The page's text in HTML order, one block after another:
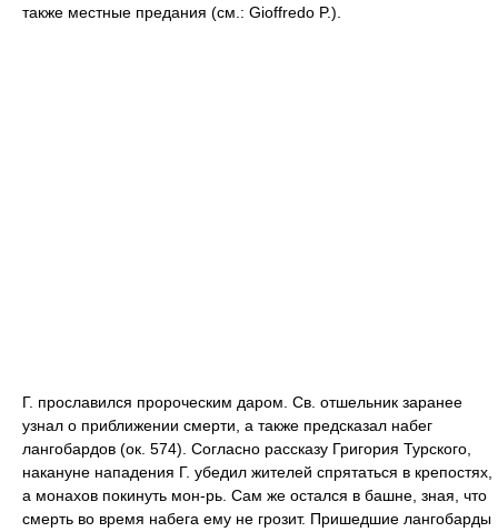
также местные предания (см.: Gioffredo P.).
Г. прославился пророческим даром. Св. отшельник заранее
узнал о приближении смерти, а также предсказал набег
лангобардов (ок. 574). Согласно рассказу Григория Турского,
накануне нападения Г. убедил жителей спрятаться в крепостях,
а монахов покинуть мон-рь. Сам же остался в башне, зная, что
смерть во время набега ему не грозит. Пришедшие лангобарды